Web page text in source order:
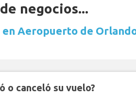
negocios...
en Aeropuerto de
o canceló su vuelo?